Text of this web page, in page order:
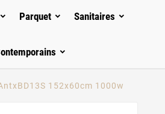
Parquet Sanitaires
152x60cm 1000w